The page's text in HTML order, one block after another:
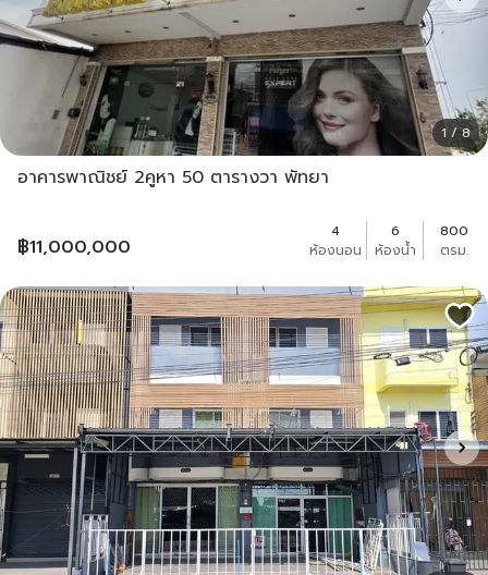
1 / 8
อาคารพาณิชย์ 2คูหา 50 ตารางวา พัทยา
฿11,000,000
4
ห้องนอน
6
ห้องน้ำ
800
ตรม.